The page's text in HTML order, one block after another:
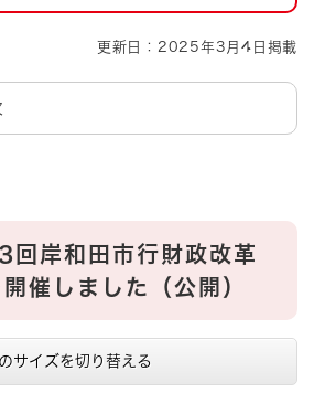
更新日：2025年3月4日掲載
回岸和田市行財政改革
催しました（公開）
サイズを切り替える